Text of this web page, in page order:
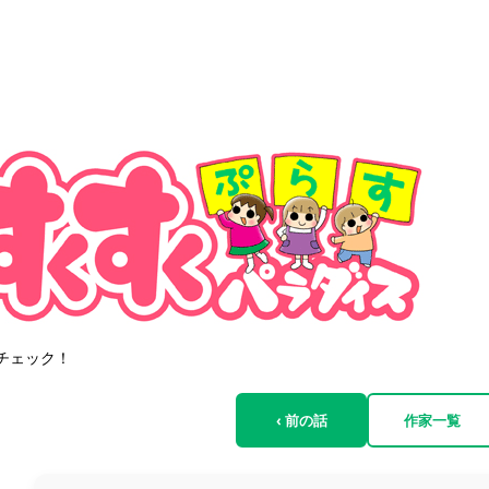
ェック！
‹ 前の話 作家一覧